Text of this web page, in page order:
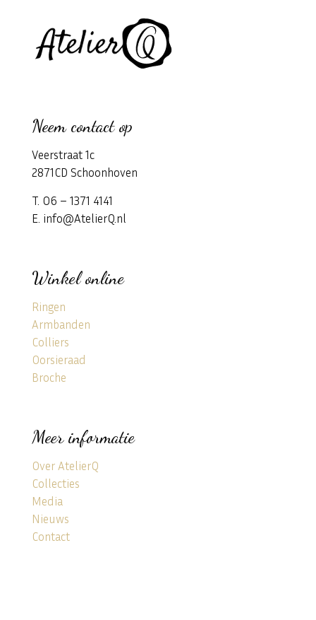
Neem contact op
Veerstraat 1c
2871CD Schoonhoven
T. 06 – 1371 4141
E. info@AtelierQ.nl
Winkel online
Ringen
Armbanden
Colliers
Oorsieraad
Broche
Meer informatie
Over AtelierQ
Collecties
Media
Nieuws
Contact